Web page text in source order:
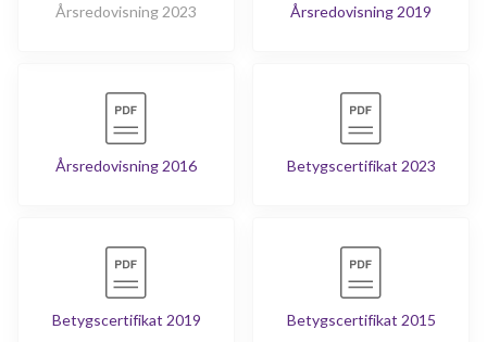
Årsredovisning 2023 Årsredovisning 2019
Årsredovisning 2016 Betygscertifikat 2023
Betygscertifikat 2019 Betygscertifikat 2015